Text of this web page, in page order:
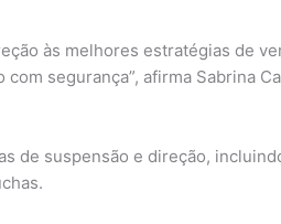
às melhores estratégias de
segurança”, afirma Sabrina
de suspensão e direção,